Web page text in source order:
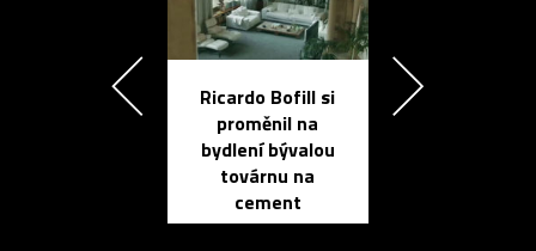
Ricardo Bofill si
proměnil na
bydlení bývalou
továrnu na
cement